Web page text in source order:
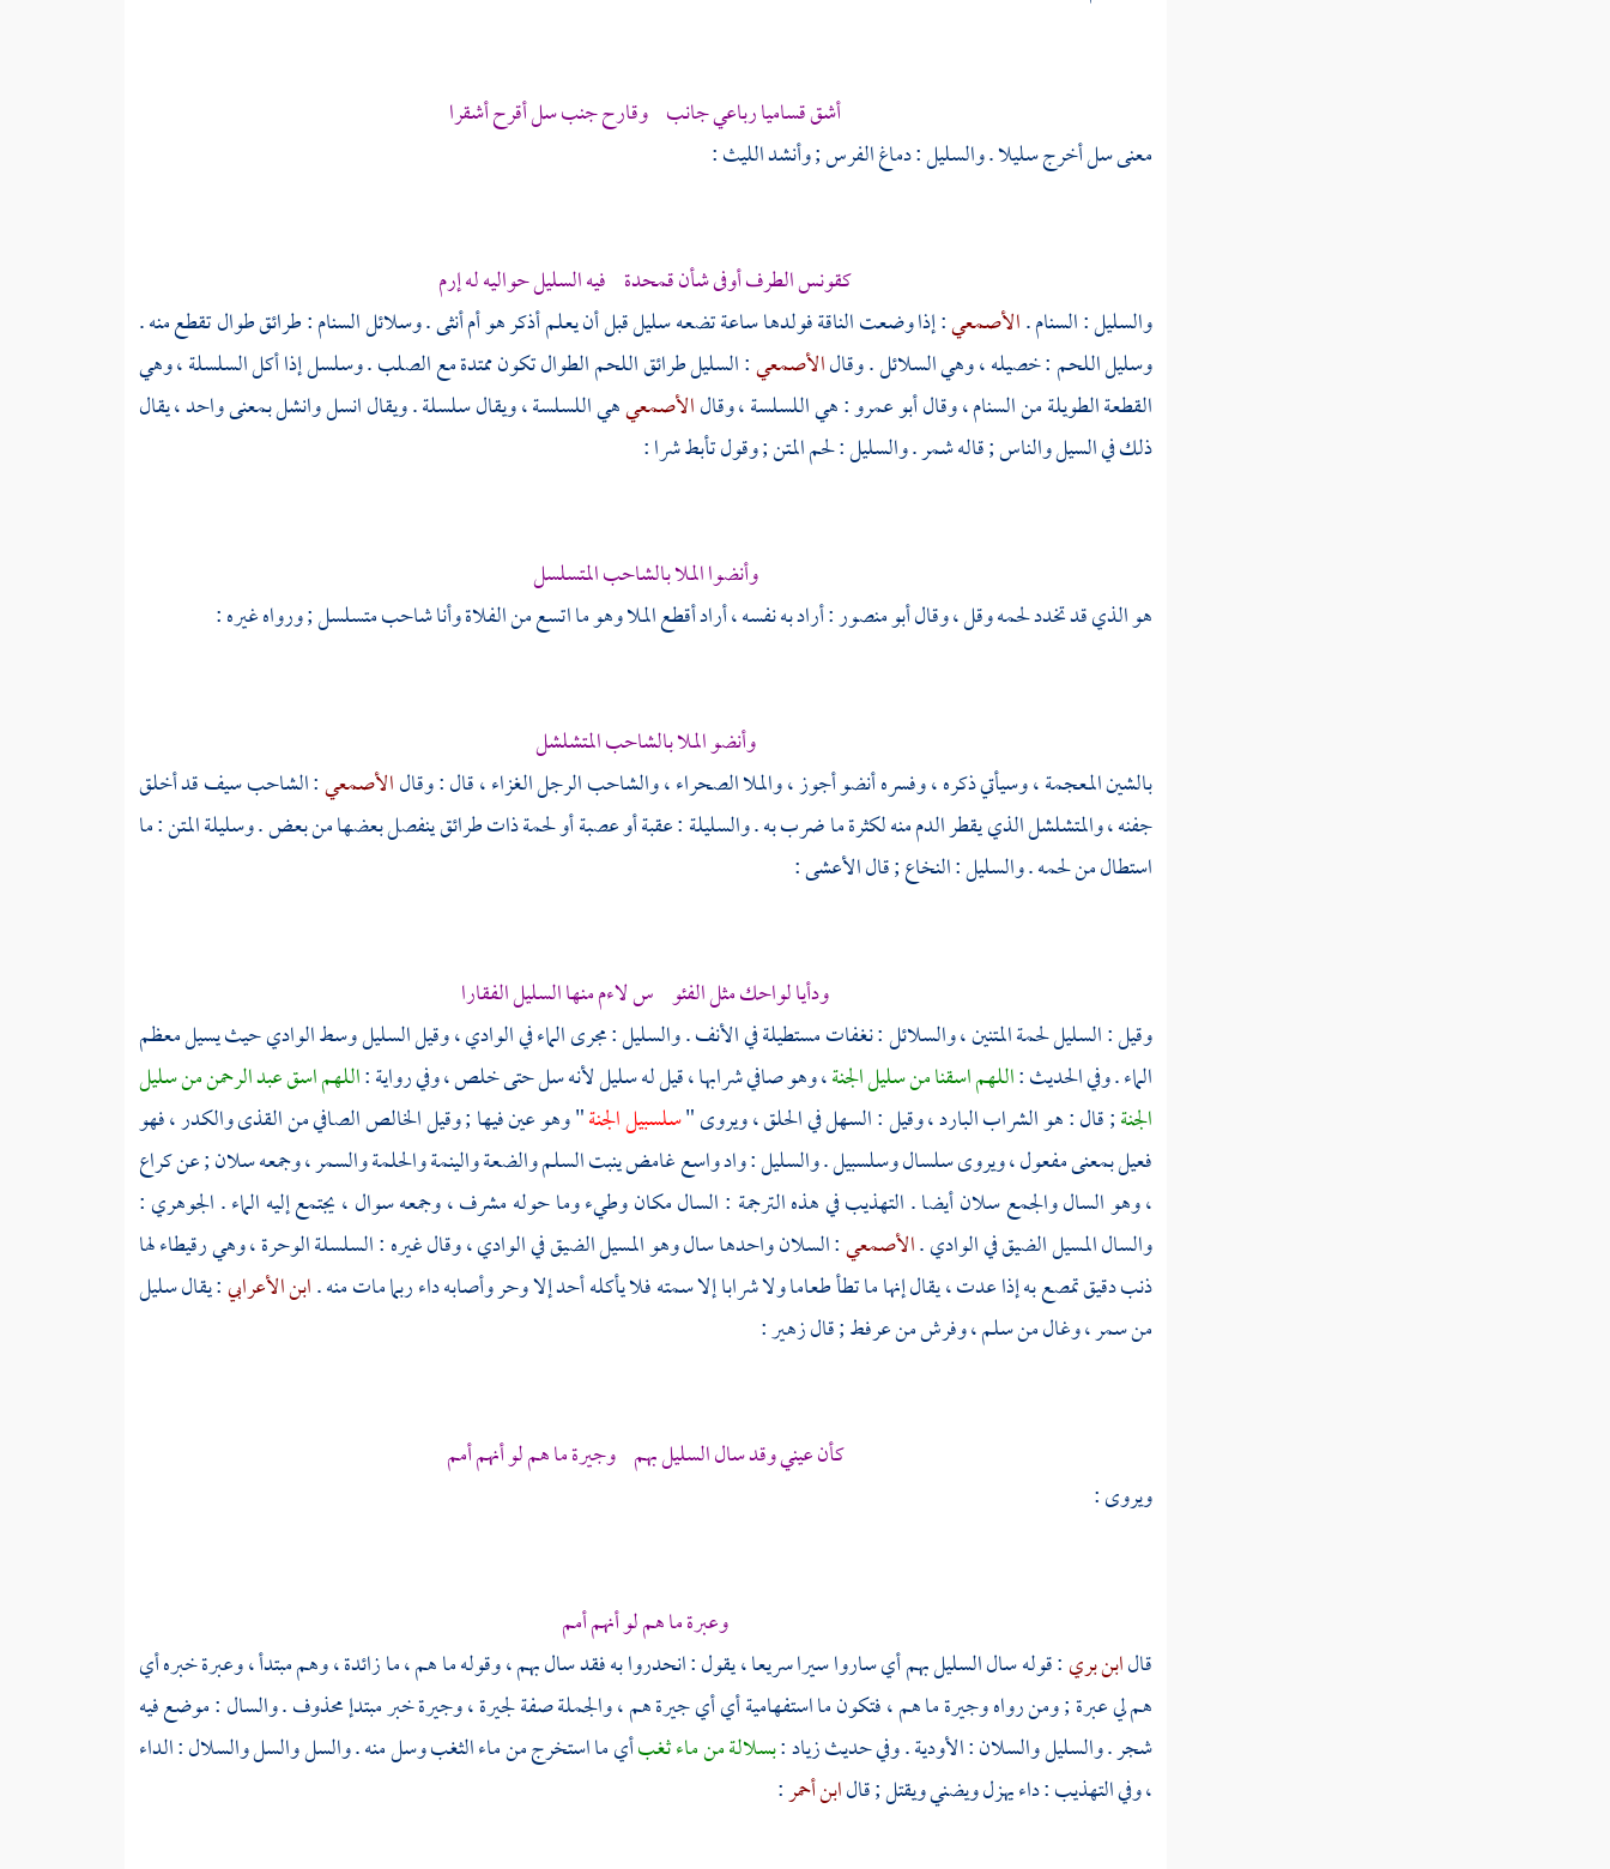
أشق قساميا رباعي جانب وقارح جنب سل أقرح أشقرا
معنى سل أخرج سليلا . والسليل : دماغ الفرس ; وأنشدالليث:
كقونس الطرف أوفى شأن قمحدة فيه السليل حواليه له إرم
والسليل : السنام .الأصمعي: إذا وضعت الناقة فولدها ساعة تضعه سليل قبل أن يعلم أذكر هو أم أنثى . وسلائل السنام : طرائق طوال تقطع منه .
وسليل اللحم : خصيله ، وهي السلائل . وقالالأصمعي: السليل طرائق اللحم الطوال تكون ممتدة مع الصلب . وسلسل إذا أكل السلسلة ، وهي
القطعة الطويلة من السنام ، وقالأبو عمرو: هي اللسلسة ، وقالالأصمعيهي اللسلسة ، ويقال سلسلة . ويقال انسل وانشل بمعنى واحد ، يقال
ذلك في السيل والناس ; قالهشمر. والسليل : لحم المتن ; وقولتأبط شرا:
وأنضوا الملا بالشاحب المتسلسل
هو الذي قد تخدد لحمه وقل ، وقالأبو منصور: أراد به نفسه ، أراد أقطع الملا وهو ما اتسع من الفلاة وأنا شاحب متسلسل ; ورواه غيره :
وأنضو الملا بالشاحب المتشلشل
بالشين المعجمة ، وسيأتي ذكره ، وفسره أنضو أجوز ، والملا الصحراء ، والشاحب الرجل الغزاء ، قال : وقالالأصمعي: الشاحب سيف قد أخلق
جفنه ، والمتشلشل الذي يقطر الدم منه لكثرة ما ضرب به . والسليلة : عقبة أو عصبة أو لحمة ذات طرائق ينفصل بعضها من بعض . وسليلة المتن : ما
استطال من لحمه . والسليل : النخاع ; قالالأعشى:
ودأيا لواحك مثل الفئو س لاءم منها السليل الفقارا
وقيل : السليل لحمة المتنين ، والسلائل : نغفات مستطيلة في الأنف . والسليل : مجرى الماء في الوادي ، وقيل السليل وسط الوادي حيث يسيل معظم
الماء . وفي الحديث :اللهم اسقنا من سليل الجنة، وهو صافي شرابها ، قيل له سليل لأنه سل حتى خلص ، وفي رواية :اللهم اسقعبد الرحمنمن سليل
الجنة; قال : هو الشراب البارد ، وقيل : السهل في الحلق ، ويروى "سلسبيل الجنة" وهو عين فيها ; وقيل الخالص الصافي من القذى والكدر ، فهو
فعيل بمعنى مفعول ، ويروى سلسال وسلسبيل . والسليل : واد واسع غامض ينبت السلم والضعة والينمة والحلمة والسمر ، وجمعه سلان ; عنكراع
، وهو السال والجمع سلان أيضا . التهذيب في هذه الترجمة : السال مكان وطيء وما حوله مشرف ، وجمعه سوال ، يجتمع إليه الماء .الجوهري:
والسال المسيل الضيق في الوادي .الأصمعي: السلان واحدها سال وهو المسيل الضيق في الوادي ، وقال غيره : السلسلة الوحرة ، وهي رقيطاء لها
ذنب دقيق تمصع به إذا عدت ، يقال إنها ما تطأ طعاما ولا شرابا إلا سمته فلا يأكله أحد إلا وحر وأصابه داء ربما مات منه .ابن الأعرابي: يقال سليل
من سمر ، وغال من سلم ، وفرش من عرفط ; قالزهير:
كأن عيني وقد سال السليل بهم وجيرة ما هم لو أنهم أمم
ويروى :
وعبرة ما هم لو أنهم أمم
قالابن بري: قوله سال السليل بهم أي ساروا سيرا سريعا ، يقول : انحدروا به فقد سال بهم ، وقوله ما هم ، ما زائدة ، وهم مبتدأ ، وعبرة خبره أي
هم لي عبرة ; ومن رواه وجيرة ما هم ، فتكون ما استفهامية أي أي جيرة هم ، والجملة صفة لجيرة ، وجيرة خبر مبتدإ محذوف . والسال : موضع فيه
شجر . والسليل والسلان : الأودية . وفي حديثزياد:بسلالة من ماء ثغبأي ما استخرج من ماء الثغب وسل منه . والسل والسل والسلال : الداء
، وفي التهذيب : داء يهزل ويضني ويقتل ; قالابن أحمر: